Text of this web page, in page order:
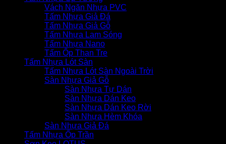
Vách Ngăn Nhựa PVC
Tấm Nhựa Giả Đá
Tấm Nhựa Giả Gỗ
Tấm Nhựa Lam Sóng
Tấm Nhựa Nano
Tấm Ốp Than Tre
Tấm Nhựa Lót Sàn
Tấm Nhựa Lót Sàn Ngoài Trời
Sàn Nhựa Giả Gỗ
Sàn Nhựa Tự Dán
Sàn Nhựa Dán Keo
Sàn Nhựa Dán Keo Rời
Sàn Nhựa Hèm Khóa
Sàn Nhựa Giả Đá
Tấm Nhựa Ốp Trần